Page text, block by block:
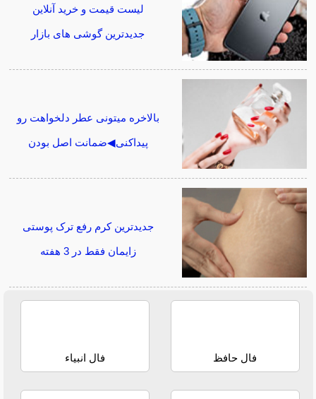
لیست قیمت و خرید آنلاین
جدیدترین گوشی های بازار
بالاخره میتونی عطر دلخواهت رو
پیداکنی◀ضمانت اصل بودن
جدیدترین کرم رفع ترک پوستی
زایمان فقط در 3 هفته
فال حافظ فال انبیاء